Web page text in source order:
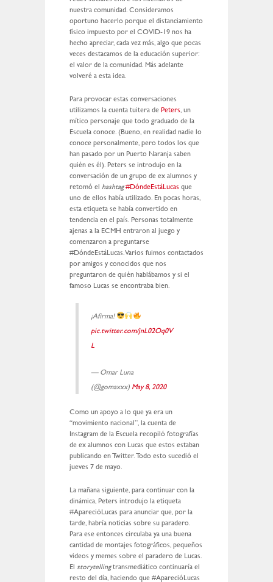
nuestra comunidad. Consideramos
oportuno hacerlo porque el distanciamiento
físico impuesto por el COVID-19 nos ha
hecho apreciar, cada vez más, algo que pocas
veces destacamos de la educación superior:
el valor de la comunidad. Más adelante
volveré a esta idea.
Para provocar estas conversaciones
utilizamos la cuenta tuitera de Peters, un
mítico personaje que todo graduado de la
Escuela conoce. (Bueno, en realidad nadie lo
conoce personalmente, pero todos los que
han pasado por un Puerto Naranja saben
quién es él). Peters se introdujo en la
conversación de un grupo de ex alumnos y
retomó el hashtag #DóndeEstáLucas que
uno de ellos había utilizado. En pocas horas,
esta etiqueta se había convertido en
tendencia en el país. Personas totalmente
ajenas a la ECMH entraron al juego y
comenzaron a preguntarse
#DóndeEstáLucas. Varios fuimos contactados
por amigos y conocidos que nos
preguntaron de quién hablábamos y si el
famoso Lucas se encontraba bien.
¡Afirma!
pic.twitter.com/jnL02Oq0V
L
— Omar Luna
(@gomaxxx) May 8, 2020
Como un apoyo a lo que ya era un
“movimiento nacional”, la cuenta de
Instagram de la Escuela recopiló fotografías
de ex alumnos con Lucas que estos estaban
publicando en Twitter. Todo esto sucedió el
jueves 7 de mayo.
La mañana siguiente, para continuar con la
dinámica, Peters introdujo la etiqueta
#AparecióLucas para anunciar que, por la
tarde, habría noticias sobre su paradero.
Para ese entonces circulaba ya una buena
cantidad de montajes fotográficos, pequeños
videos y memes sobre el paradero de Lucas.
El storytellingtransmediático continuaría el
resto del día, haciendo que #AparecióLucas